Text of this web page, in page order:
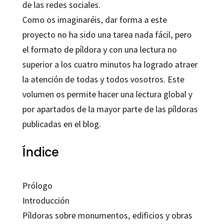
de las redes sociales.
Como os imaginaréis, dar forma a este
proyecto no ha sido una tarea nada fácil, pero
el formato de píldora y con una lectura no
superior a los cuatro minutos ha logrado atraer
la atención de todas y todos vosotros. Este
volumen os permite hacer una lectura global y
por apartados de la mayor parte de las píldoras
publicadas en el blog.
Índice
Prólogo
Introducción
Píldoras sobre monumentos, edificios y obras